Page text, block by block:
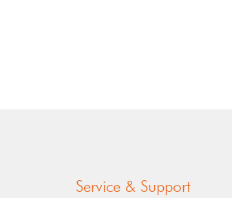
Service & Support